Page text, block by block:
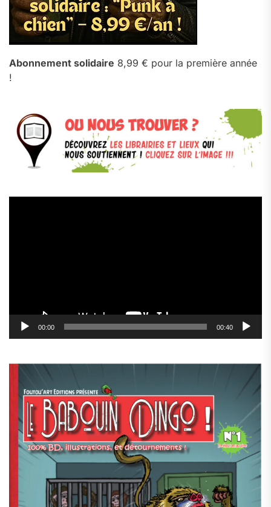
Abonnement solidaire 8,99 € pour la première année
!
00:00 00:40